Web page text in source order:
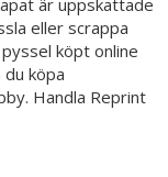
är uppskattade
eller scrappa
köpt online
köpa
Handla Reprint